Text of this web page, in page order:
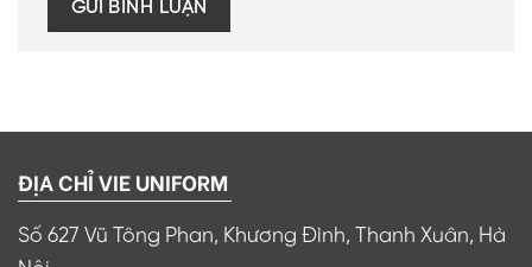
ĐỊA CHỈ VIE UNIFORM
Số 627 Vũ Tông Phan, Khương Đình, Thanh Xuân, Hà